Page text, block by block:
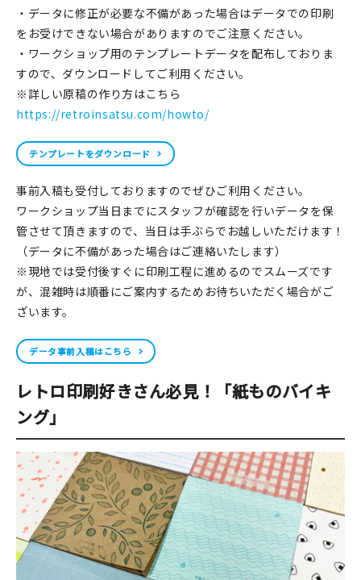
・データに修正が必要な不備があった場合はデータでの印刷
をお受けできない場合がありますのでご注意ください。
・ワークショップ用のテンプレートデータを配布しておりま
すので、ダウンロードしてご利用ください。
※詳しい原稿の作り方はこちら
https://retroinsatsu.com/howto/
テンプレートをダウンロード
事前入稿も受付しておりますのでぜひご利用ください。
ワークショップ当日までにスタッフが確認を行いデータを保
管させて頂きますので、当日は手ぶらでお越しいただけます！
（データに不備があった場合はご連絡いたします）
※現地では受付後すぐに印刷工程に進めるのでスムーズです
が、混雑時は順番にご案内するためお待ちいただく場合がご
ざいます。
データ事前入稿はこちら
レトロ印刷好きさん必見！「紙ものバイキ
ング」